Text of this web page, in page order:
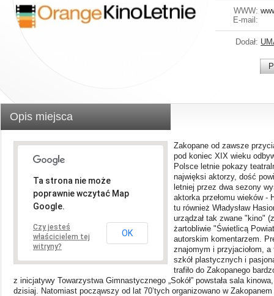
WWW:
E-mail:
Dodał:
Opis miejsca
Ta strona nie może
poprawnie wczytać Map
Google.
Czy jesteś
właścicielem tej
witryny?
OK
Zakopane od zawsze
pod koniec XIX wieku
Polsce letnie pokazy
najwięksi aktorzy, dość
letniej przez dwa sezony
aktorka przełomu wieków -
tu również Władysław
urządzał tak zwane "kino"
żartobliwie "Świetlicą
autorskim komentarzem.
znajomym i przyjaciołom,
szkół plastycznych i
trafiło do Zakopanego
z inicjatywy Towarzystwa Gimnastycznego „Sokół” powstała sala
dzisiaj. Natomiast począwszy od lat 70’tych organizowano w